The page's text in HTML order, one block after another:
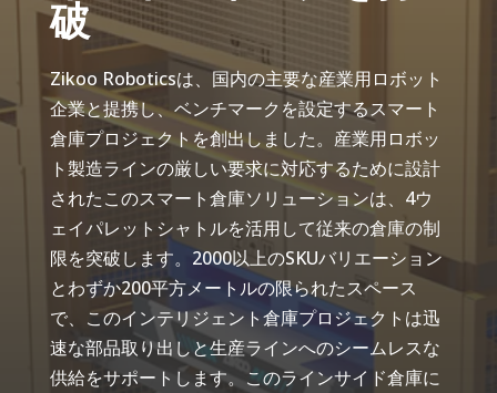
破
Zikoo Roboticsは、国内の主要な産業用ロボット
企業と提携し、ベンチマークを設定するスマート
倉庫プロジェクトを創出しました。産業用ロボッ
ト製造ラインの厳しい要求に対応するために設計
されたこのスマート倉庫ソリューションは、4ウ
ェイパレットシャトルを活用して従来の倉庫の制
限を突破します。2000以上のSKUバリエーション
とわずか200平方メートルの限られたスペース
で、このインテリジェント倉庫プロジェクトは迅
速な部品取り出しと生産ラインへのシームレスな
供給をサポートします。このラインサイド倉庫に